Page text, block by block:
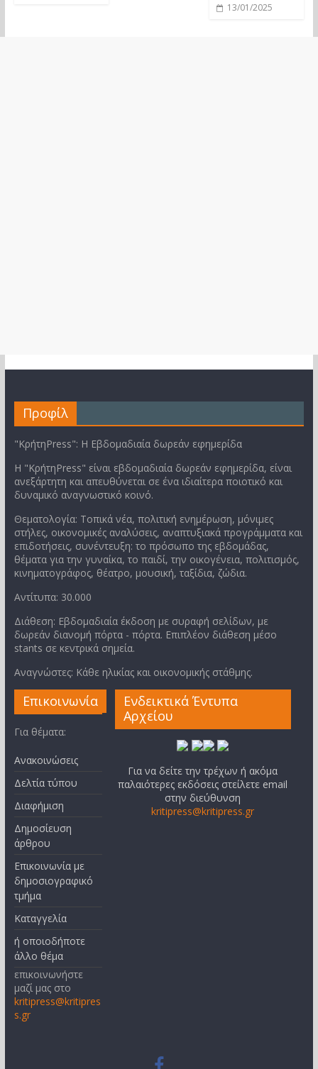
13/01/2025
Προφίλ
"ΚρήτηPress": Η Εβδομαδιαία δωρεάν εφημερίδα
Η "ΚρήτηPress" είναι εβδομαδιαία δωρεάν εφημερίδα, είναι
ανεξάρτητη και απευθύνεται σε ένα ιδιαίτερα ποιοτικό και
δυναμικό αναγνωστικό κοινό.
Θεματολογία: Τοπικά νέα, πολιτική ενημέρωση, μόνιμες
στήλες, οικονομικές αναλύσεις, αναπτυξιακά προγράμματα και
επιδοτήσεις, συνέντευξη: το πρόσωπο της εβδομάδας,
θέματα για την γυναίκα, το παιδί, την οικογένεια, πολιτισμός,
κινηματογράφος, θέατρο, μουσική, ταξίδια, ζώδια.
Αντίτυπα: 30.000
Διάθεση: Εβδομαδιαία έκδοση με συραφή σελίδων, με
δωρεάν διανομή πόρτα - πόρτα. Επιπλέον διάθεση μέσο
stants σε κεντρικά σημεία.
Αναγνώστες: Κάθε ηλικίας και οικονομικής στάθμης.
Επικοινωνία
Για θέματα:
Ανακοινώσεις
Δελτία τύπου
Διαφήμιση
Δημοσίευση
άρθρου
Επικοινωνία με
δημοσιογραφικό
τμήμα
Καταγγελία
ή οποιοδήποτε
άλλο θέμα
επικοινωνήστε
μαζί μας στο
kritipress@kritipres
s.gr
Ενδεικτικά Έντυπα
Αρχείου
Για να δείτε την τρέχων ή ακόμα
παλαιότερες εκδόσεις στείλετε email
στην διεύθυνση
kritipress@kritipress.gr